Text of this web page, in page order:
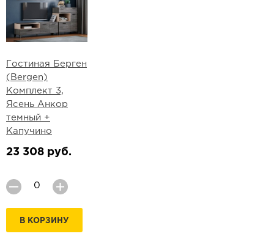
Гостиная Берген
(Bergen)
Комплект 3,
Ясень Анкор
темный +
Капучино
23 308 руб.
В КОРЗИНУ